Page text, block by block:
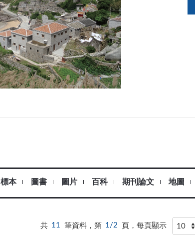
標本 圖書 圖片 百科 期刊論文 地圖
共 11 筆資料，第 1/2 頁，每頁顯示